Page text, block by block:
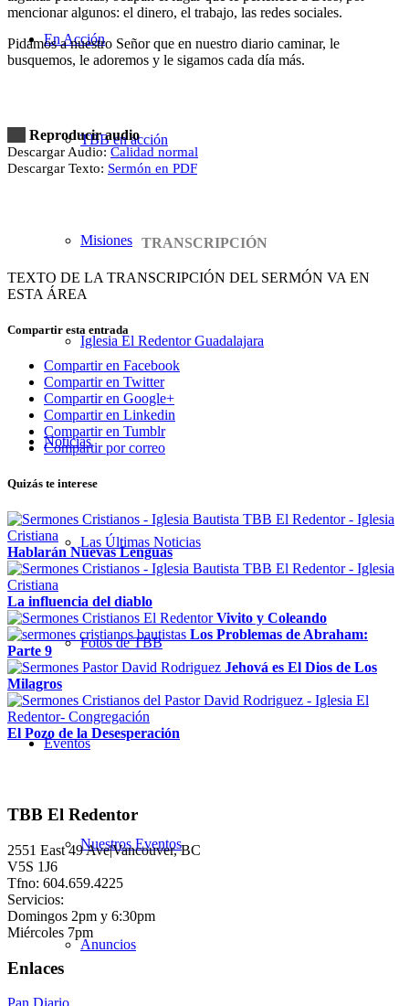
En Acción
TBB en acción
Misiones
Iglesia El Redentor Guadalajara
Noticias
Las Últimas Noticias
Fotos de TBB
Eventos
Nuestros Eventos
Anuncios
mencionar algunos: el dinero, el trabajo, las redes sociales.
Pidamos a nuestro Señor que en nuestro diario caminar, le
busquemos, le adoremos y le sigamos cada día más.
Reproducir audio
Descargar Audio: Calidad normal
Descargar Texto: Sermón en PDF
TRANSCRIPCIÓN
TEXTO DE LA TRANSCRIPCIÓN DEL SERMÓN VA EN
ESTA ÁREA
Compartir esta entrada
Compartir en Facebook
Compartir en Twitter
Compartir en Google+
Compartir en Linkedin
Compartir en Tumblr
Compartir por correo
Quizás te interese
Hablarán Nuevas Lenguas
La influencia del diablo
Vivito y Coleando
Los Problemas de Abraham:
Parte 9
Jehová es El Dios de Los
Milagros
El Pozo de la Desesperación
TBB El Redentor
2551 East 49 Ave|Vancouver, BC
V5S 1J6
Tfno: 604.659.4225
Servicios:
Domingos 2pm y 6:30pm
Miércoles 7pm
Enlaces